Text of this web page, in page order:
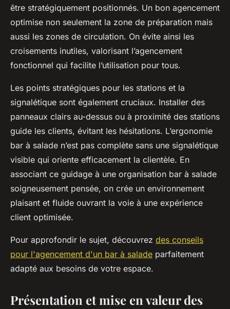
être stratégiquement positionnés. Un bon agencement
optimise non seulement la zone de préparation mais
aussi les zones de circulation. On évite ainsi les
croisements inutiles, valorisant l’agencement
fonctionnel qui facilite l’utilisation pour tous.
Les points stratégiques pour les stations et la
signalétique sont également cruciaux. Installer des
panneaux clairs au-dessus ou à proximité des stations
guide les clients, évitant les hésitations. L’ergonomie
bar à salade n’est pas complète sans une signalétique
visible qui oriente efficacement la clientèle. En
associant ce guidage à une organisation bar à salade
soigneusement pensée, on crée un environnement
plaisant et fluide ouvrant la voie à une expérience
client optimisée.
Pour approfondir le sujet, découvrez des conseils
pour l'agencement d'un bar à salade parfaitement
adapté aux besoins de votre espace.
Présentation et mise en valeur des